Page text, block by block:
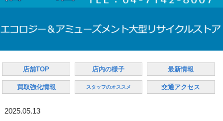
店舗TOP 店内の様子 最新情報
買取強化情報 スタッフのオススメ 交通アクセス
2025.05.13